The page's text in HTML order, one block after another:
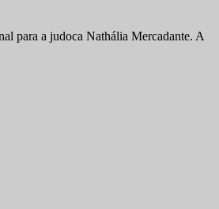
para a judoca Nathália Mercadante. A